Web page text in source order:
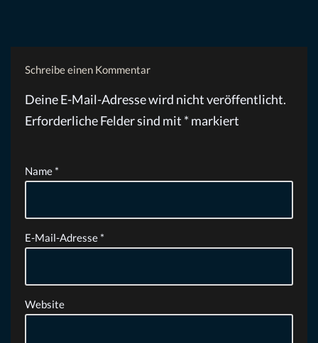
Schreibe einen Kommentar
Deine E-Mail-Adresse wird nicht veröffentlicht.
Erforderliche Felder sind mit * markiert
Name *
E-Mail-Adresse *
Website